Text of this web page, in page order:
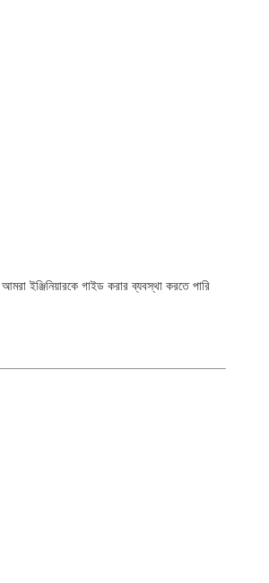
ইঞ্জিনিয়ারকে গাইড করার ব্যবস্থা করতে পারি